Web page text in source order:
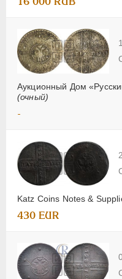
Аукционный Дом
(очный)
-
Katz Coins Notes &
430 EUR